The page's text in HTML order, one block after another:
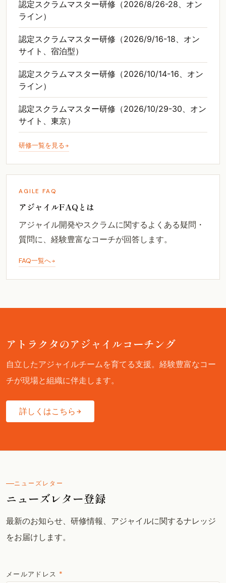
認定スクラムマスター研修（2026/8/26-28、オン
ライン）
認定スクラムマスター研修（2026/9/16-18、オン
サイト、宿泊型）
認定スクラムマスター研修（2026/10/14-16、オン
ライン）
認定スクラムマスター研修（2026/10/29-30、オン
サイト、東京）
研修一覧を見る
AGILE FAQ
アジャイルFAQとは
アジャイル開発やスクラムに関するよくある疑問・
質問に、経験豊富なコーチが回答します。
FAQ一覧へ
アトラクタのアジャイルコーチング
自立したアジャイルチームを育てる支援。経験豊富なコー
チが現場と組織に伴走します。
詳しくはこちら
ニューズレター
ニューズレター登録
最新のお知らせ、研修情報、アジャイルに関するナレッジ
をお届けします。
メールアドレス *